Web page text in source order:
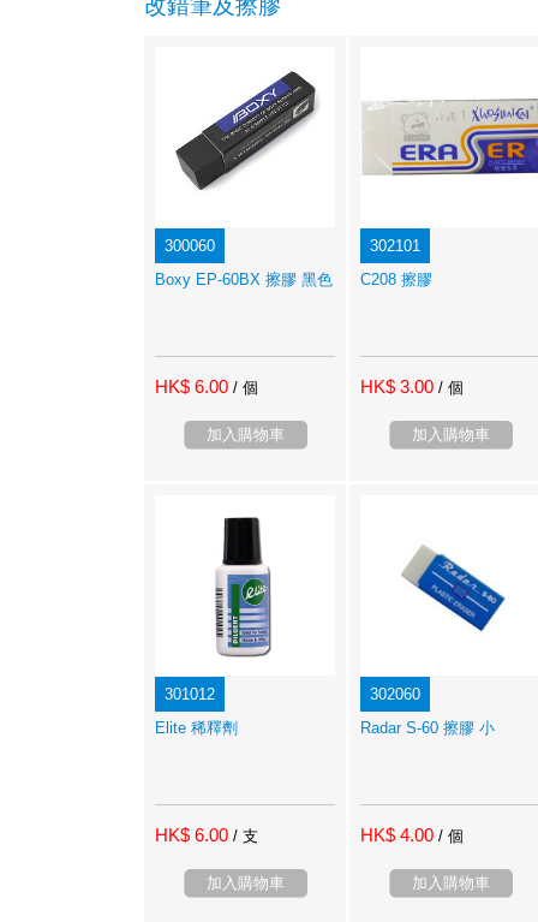
改錯筆及擦膠
300060
Boxy EP-60BX 擦膠 黑色
HK$ 6.00 / 個
加入購物車
302101
C208 擦膠
HK$ 3.00 / 個
加入購物車
301012
Elite 稀釋劑
HK$ 6.00 / 支
加入購物車
302060
Radar S-60 擦膠 小
HK$ 4.00 / 個
加入購物車